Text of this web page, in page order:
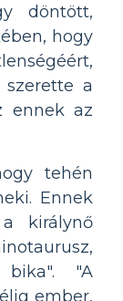
döntött,
hogy
a
ennek az
tehén
Ennek
királynő
"A
ember,